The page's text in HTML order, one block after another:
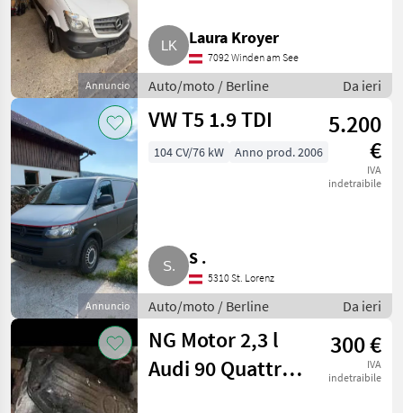
Annuncio
Laura Kroyer
7092 Winden am See
Auto/moto / Berline Da ieri
Annuncio
VW T5 1.9 TDI
5.200
€
IVA
indetraibile
104 CV/76 kW Anno prod. 2006
S .
5310 St. Lorenz
Auto/moto / Berline Da ieri
NG Motor 2,3 l
Audi 90 Quattro
300 €
IVA
indetraibile